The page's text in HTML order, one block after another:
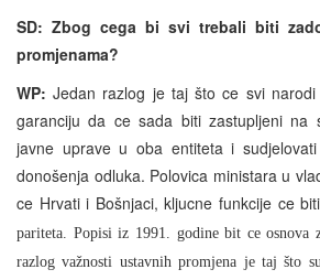
SD: Zbog cega bi svi trebali biti
promjenama?
WP:Jedan razlog je taj što ce svi
garanciju da ce sada biti zastupljeni na
javne uprave u oba entiteta i
donošenja odluka. Polovica ministara u
ce Hrvati i Bošnjaci, kljucne funkcije ce
pariteta. Popisi iz 1991. godine bit ce
razlog važnosti ustavnih promjena je taj što